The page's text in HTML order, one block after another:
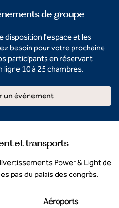
de groupe
disposition l'espace et les
besoin pour votre prochaine
participants en réservant
10 à 25 chambres.
un événement
et transports
Power & Light de
pas du palais des congrès.
Aéroports